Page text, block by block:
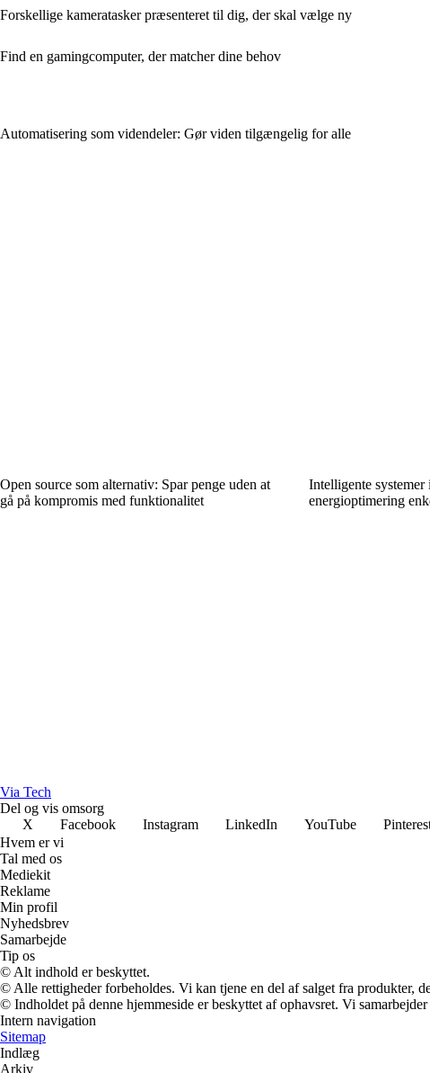
Forskellige kameratasker præsenteret til dig, der skal vælge ny
Find en gamingcomputer, der matcher dine behov
Automatisering som videndeler: Gør viden tilgængelig for alle
Open source som alternativ: Spar penge uden at
gå på kompromis med funktionalitet
Intelligente
energioptimering
Via Tech
Del og vis omsorg
X
Facebook Instagram LinkedIn YouTube
Hvem er vi
Tal med os
Mediekit
Reklame
Min profil
Nyhedsbrev
Samarbejde
Tip os
© Alt indhold er beskyttet.
© Alle rettigheder forbeholdes. Vi kan tjene en del af salget fra produkter,
© Indholdet på denne hjemmeside er beskyttet af ophavsret. Vi
Intern navigation
Sitemap
Indlæg
Arkiv